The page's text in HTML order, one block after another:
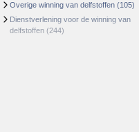
Overige winning van delfstoffen (105)
Dienstverlening voor de winning van
delfstoffen (244)